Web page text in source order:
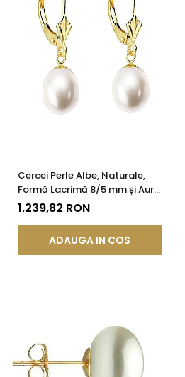
Cercei Perle Albe, Naturale,
Formă Lacrimă 8/5 mm și Aur
Galben 14K | KASKADDA®
1.239,82 RON
ADAUGA IN COS